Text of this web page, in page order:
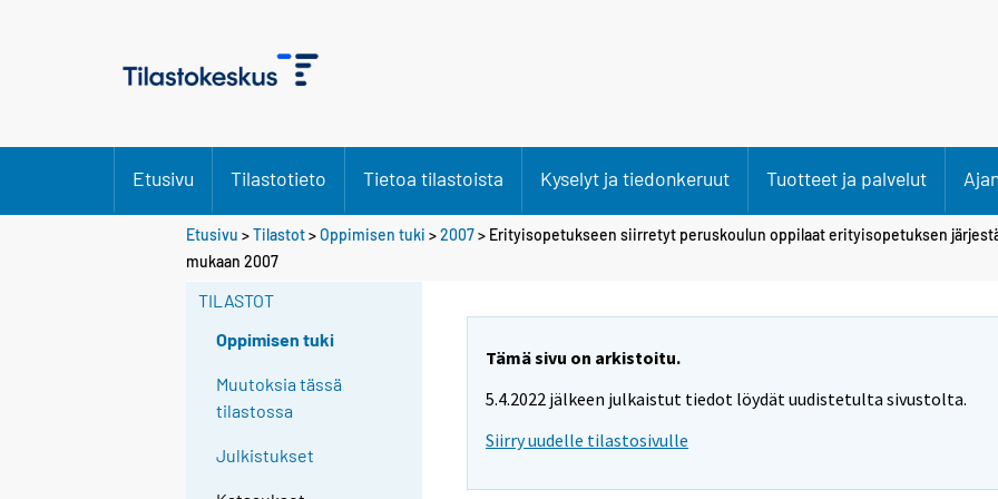
Etusivu Tilastotieto Tietoa tilastoista Kyselyt ja tiedonkeruut Tuotteet ja palvelut
Etusivu >Tilastot>Oppimisen tuki >2007> Erityisopetukseen siirretyt peruskoulun oppilaat erityisopetuksen
mukaan 2007
TILASTOT
Oppimisen tuki
Muutoksia tässä
tilastossa
Julkistukset
Tämä sivu on arkistoitu.
5.4.2022 jälkeen julkaistut tiedot löydät uudistetulta sivustolta.
Siirry uudelle tilastosivulle